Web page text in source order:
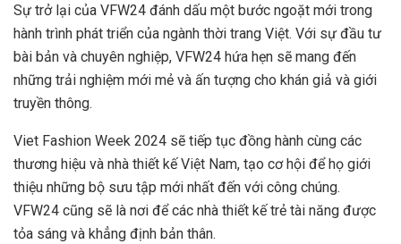
Sự trở lại của VFW24 đánh dấu một bước ngoặt mới trong
hành trình phát triển của ngành thời trang Việt. Với sự đầu tư
bài bản và chuyên nghiệp, VFW24 hứa hẹn sẽ mang đến
những trải nghiệm mới mẻ và ấn tượng cho khán giả và giới
truyền thông.
Viet Fashion Week 2024 sẽ tiếp tục đồng hành cùng các
thương hiệu và nhà thiết kế Việt Nam, tạo cơ hội để họ giới
thiệu những bộ sưu tập mới nhất đến với công chúng.
VFW24 cũng sẽ là nơi để các nhà thiết kế trẻ tài năng được
tỏa sáng và khẳng định bản thân.